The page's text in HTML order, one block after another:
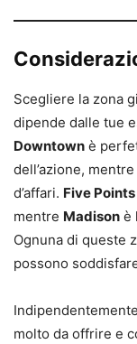
Scegliere la zona
dipende dalle tue
Downtown è
dell’azione, mentre
d’affari. Five Points
mentre Madison è
Ognuna di queste
possono
molto da offrire e